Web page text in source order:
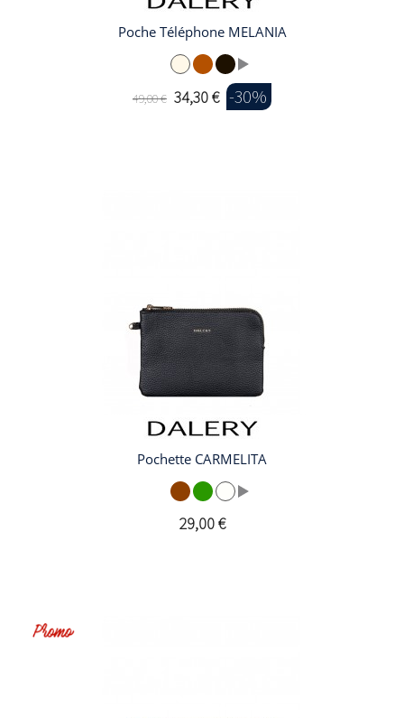
Poche Téléphone MELANIA
49,00 € 34,30 € -30%
Pochette CARMELITA
29,00 €